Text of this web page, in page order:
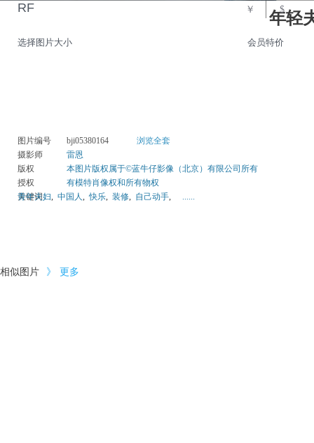
年轻
选择图片大小 会员特价
RF ￥ $
图片编号 bji05380164
浏览全套
摄影师
雷恩
版权
本图片版权属于©蓝牛仔影像（北京）有限公司所有
授权
有模特肖像权和所有物权
关键词
青年夫妇, 中国人,快乐, 装修, 自己动手, ......
相似图片 》 更多